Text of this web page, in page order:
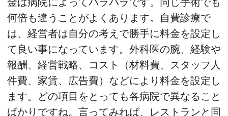
何倍も違うことがよくあります。自費診療で
は、経営者は自分の考えで勝手に料金を設定し
て良い事になっています。外科医の腕、経験や
報酬、経営戦略、コスト（材料費、スタッフ人
件費、家賃、広告費）などにより料金を設定し
ます。どの項目をとっても各病院で異なること
ばかりですね。言ってみれば、レストランと同